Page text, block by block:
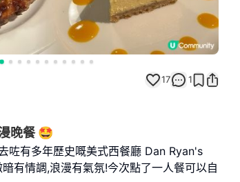
17 1
晚餐 🤩
咗有多年歷史嘅美式西餐廳 Dan Ryan's
有情調,浪漫有氣氛!今次點了一人餐可以自